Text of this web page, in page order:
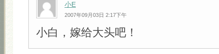
小E
2007年09月03日 2:17下午
小白，嫁给大头吧！